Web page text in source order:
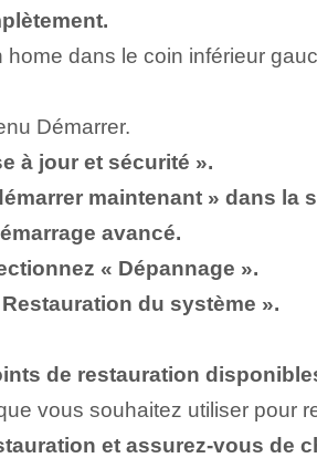
dans le coin inférieur
Démarrer.
à jour et sécurité ».
maintenant » dans la
avancé.
« Dépannage ».
du système ».
de restauration
vous souhaitez utiliser pour
et assurez-vous de